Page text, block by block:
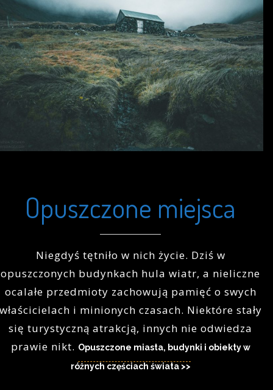
Opuszczone miejsca
Niegdyś tętniło w nich życie. Dziś w
opuszczonych budynkach hula wiatr, a nieliczne
ocalałe przedmioty zachowują pamięć o swych
i minionych czasach. Niektóre stały
się turystyczną atrakcją, innych nie odwiedza
prawie nikt. Opuszczone miasta, budynki i obiekty w
różnych częściach świata >>